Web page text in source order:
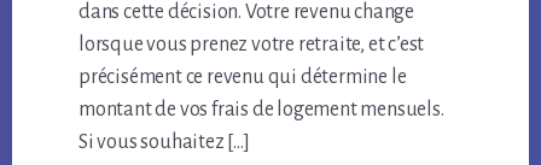
dans cette décision. Votre revenu change
lorsque vous prenez votre retraite, et c’est
précisément ce revenu qui détermine le
montant de vos frais de logement mensuels.
Si vous souhaitez […]